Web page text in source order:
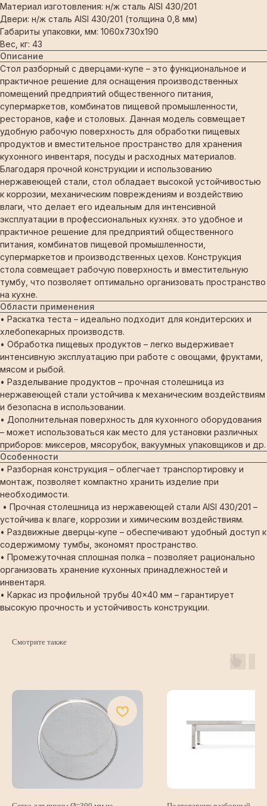
Материал изготовления: н/ж сталь AISI 430/201
Двери: н/ж сталь AISI 430/201 (толщина 0,8 мм)
Габариты упаковки, мм: 1060х730х190
Вес, кг: 43
Описание
Стол разборный с дверцами-купе – это функциональное и
практичное решение для оснащения производственных
помещений предприятий общественного питания,
супермаркетов, комбинатов пищевой промышленности,
ресторанов, кафе и столовых. Данная модель совмещает
удобную рабочую поверхность для обработки пищевых
продуктов и вместительное пространство для хранения
кухонного инвентаря, посуды и расходных материалов.
Благодаря прочной конструкции и использованию
нержавеющей стали, стол обладает высокой устойчивостью
к коррозии, механическим повреждениям и воздействию
влаги, что делает его идеальным для интенсивной
эксплуатации в профессиональных кухнях. это удобное и
практичное решение для предприятий общественного
питания, комбинатов пищевой промышленности,
супермаркетов и производственных цехов. Конструкция
стола совмещает рабочую поверхность и вместительную
тумбу, что позволяет оптимально организовать пространство
на кухне.
Области применения
• Раскатка теста – идеально подходит для кондитерских и
хлебопекарных производств.
• Обработка пищевых продуктов – легко выдерживает
интенсивную эксплуатацию при работе с овощами, фруктами,
мясом и рыбой.
• Разделывание продуктов – прочная столешница из
нержавеющей стали устойчива к механическим воздействиям
и безопасна в использовании.
• Дополнительная поверхность для кухонного оборудования
– может использоваться как место для установки различных
приборов: миксеров, мясорубок, вакуумных упаковщиков и др.
Особенности
• Разборная конструкция – облегчает транспортировку и
монтаж, позволяет компактно хранить изделие при
необходимости.
• Прочная столешница из нержавеющей стали AISI 430/201 –
устойчива к влаге, коррозии и химическим воздействиям.
• Раздвижные дверцы-купе – обеспечивают удобный доступ к
содержимому тумбы, экономят пространство.
• Промежуточная сплошная полка – позволяет рационально
организовать хранение кухонных принадлежностей и
инвентаря.
• Каркас из профильной трубы 40×40 мм – гарантирует
высокую прочность и устойчивость конструкции.
Смотрите также
КОНТАКТЫ